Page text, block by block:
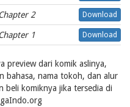
2 Download
1 Download
preview dari komik aslinya,
bahasa, nama tokoh, dan alur
beli komiknya jika tersedia di